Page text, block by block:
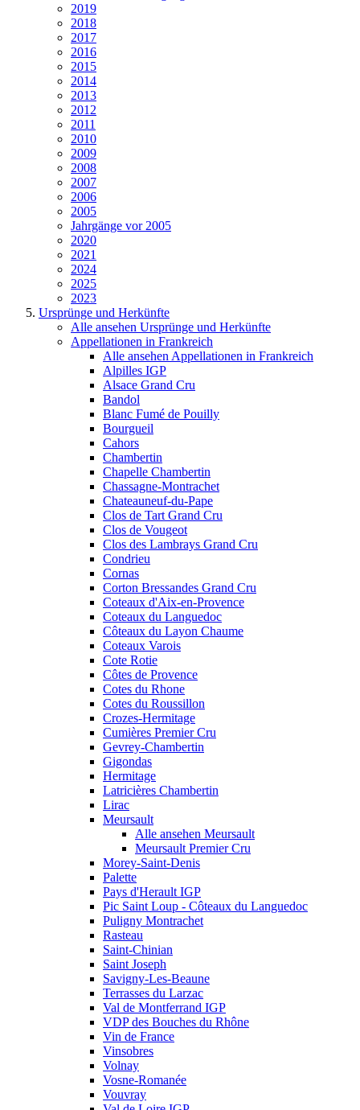
2019
2018
2017
2016
2015
2014
2013
2012
2011
2010
2009
2008
2007
2006
2005
Jahrgänge vor 2005
2020
2021
2024
2025
2023
Ursprünge und Herkünfte
Alle ansehen Ursprünge und Herkünfte
Appellationen in Frankreich
Alle ansehen Appellationen in Frankreich
Alpilles IGP
Alsace Grand Cru
Bandol
Blanc Fumé de Pouilly
Bourgueil
Cahors
Chambertin
Chapelle Chambertin
Chassagne-Montrachet
Chateauneuf-du-Pape
Clos de Tart Grand Cru
Clos de Vougeot
Clos des Lambrays Grand Cru
Condrieu
Cornas
Corton Bressandes Grand Cru
Coteaux d'Aix-en-Provence
Coteaux du Languedoc
Côteaux du Layon Chaume
Coteaux Varois
Cote Rotie
Côtes de Provence
Cotes du Rhone
Cotes du Roussillon
Crozes-Hermitage
Cumières Premier Cru
Gevrey-Chambertin
Gigondas
Hermitage
Latricières Chambertin
Lirac
Meursault
Alle ansehen Meursault
Meursault Premier Cru
Morey-Saint-Denis
Palette
Pays d'Herault IGP
Pic Saint Loup - Côteaux du Languedoc
Puligny Montrachet
Rasteau
Saint-Chinian
Saint Joseph
Savigny-Les-Beaune
Terrasses du Larzac
Val de Montferrand IGP
VDP des Bouches du Rhône
Vin de France
Vinsobres
Volnay
Vosne-Romanée
Vouvray